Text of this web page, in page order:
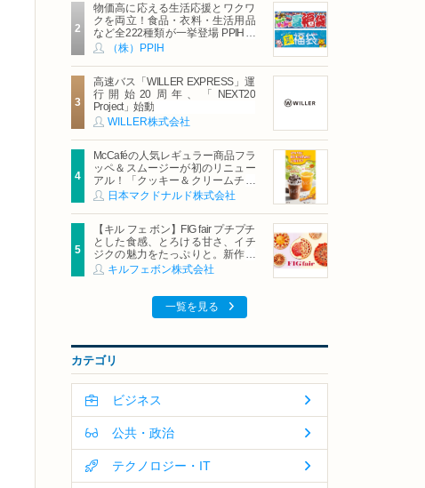
物価高に応える生活応援とワクワ
クを両立！食品・衣料・生活用品
など全222種類が一挙登場 PPIHグ
ループ「夏福袋」＆セール 8月6日
(木)より順次スタート
（株）PPIH
高速バス「WILLER EXPRESS」運
行開始20周年、「NEXT20
Project」始動
WILLER株式会社
McCaféの人気レギュラー商品フラ
ッペ＆スムージーが初のリニュー
アル！「クッキー＆クリームチョ
コフラッペ」「マンゴースムージ
ー」8月5日（水）から販売開始
日本マクドナルド株式会社
【キル フェ ボン】FIG fair プチプチ
とした食感、とろける甘さ、イチ
ジクの魅力をたっぷりと。新作を
含め、イチジク尽くしの全4種が登
場8月20日（木）スタート
キルフェボン株式会社
一覧を見る
カテゴリ
ビジネス
公共・政治
テクノロジー・IT